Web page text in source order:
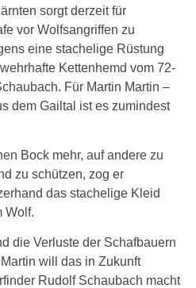
sorgt derzeit für
vor Wolfsangriffen zu
eine stachelige Rüstung
Kettenhemd vom 72-
Für Martin Martin –
dem Gailtal ist es zumindest
Bock mehr, auf andere zu
zu schützen, zog er
das stachelige Kleid
Wolf.
die Verluste der Schafbauern
will das in Zukunft
Rudolf Schaubach macht